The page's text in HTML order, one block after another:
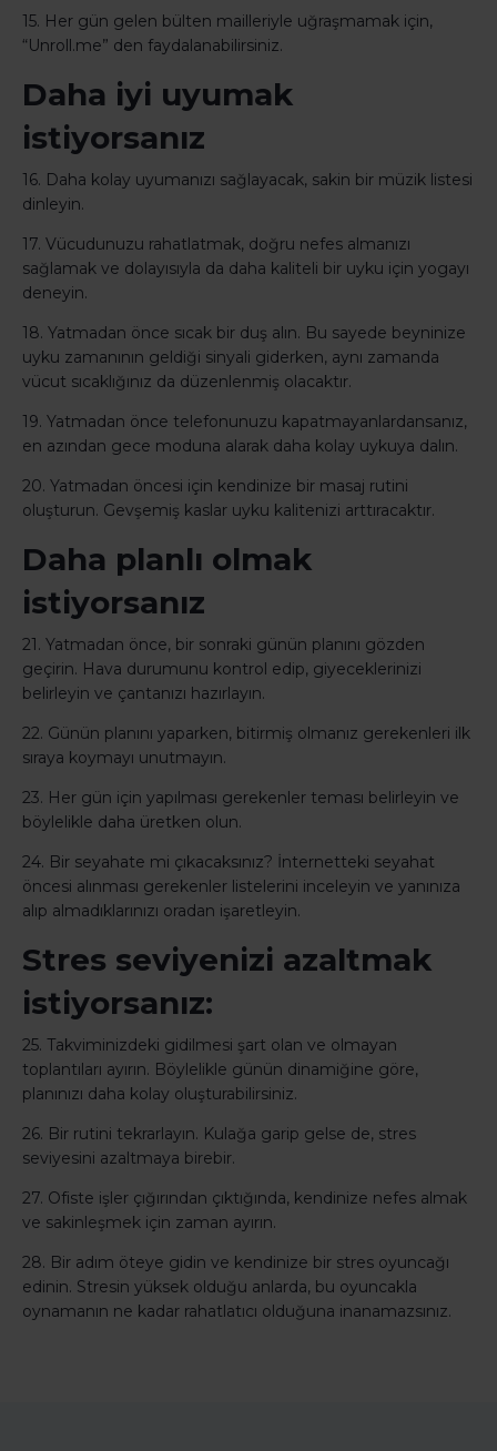
15. Her gün gelen bülten mailleriyle uğraşmamak için,
“Unroll.me” den faydalanabilirsiniz.
Daha iyi uyumak
istiyorsanız
16. Daha kolay uyumanızı sağlayacak, sakin bir müzik listesi
dinleyin.
17. Vücudunuzu rahatlatmak, doğru nefes almanızı
sağlamak ve dolayısıyla da daha kaliteli bir uyku için yogayı
deneyin.
18. Yatmadan önce sıcak bir duş alın. Bu sayede beyninize
uyku zamanının geldiği sinyali giderken, aynı zamanda
vücut sıcaklığınız da düzenlenmiş olacaktır.
19. Yatmadan önce telefonunuzu kapatmayanlardansanız,
en azından gece moduna alarak daha kolay uykuya dalın.
20. Yatmadan öncesi için kendinize bir masaj rutini
oluşturun. Gevşemiş kaslar uyku kalitenizi arttıracaktır.
Daha planlı olmak
istiyorsanız
21. Yatmadan önce, bir sonraki günün planını gözden
geçirin. Hava durumunu kontrol edip, giyeceklerinizi
belirleyin ve çantanızı hazırlayın.
22. Günün planını yaparken, bitirmiş olmanız gerekenleri ilk
sıraya koymayı unutmayın.
23. Her gün için yapılması gerekenler teması belirleyin ve
böylelikle daha üretken olun.
24. Bir seyahate mi çıkacaksınız? İnternetteki seyahat
öncesi alınması gerekenler listelerini inceleyin ve yanınıza
alıp almadıklarınızı oradan işaretleyin.
Stres seviyenizi azaltmak
istiyorsanız:
25. Takviminizdeki gidilmesi şart olan ve olmayan
toplantıları ayırın. Böylelikle günün dinamiğine göre,
planınızı daha kolay oluşturabilirsiniz.
26. Bir rutini tekrarlayın. Kulağa garip gelse de, stres
seviyesini azaltmaya birebir.
27. Ofiste işler çığırından çıktığında, kendinize nefes almak
ve sakinleşmek için zaman ayırın.
28. Bir adım öteye gidin ve kendinize bir stres oyuncağı
edinin. Stresin yüksek olduğu anlarda, bu oyuncakla
oynamanın ne kadar rahatlatıcı olduğuna inanamazsınız.